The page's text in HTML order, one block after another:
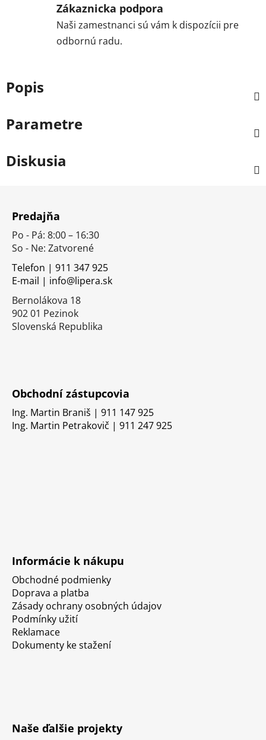
Zákaznicka podpora
Naši zamestnanci sú vám k dispozícii pre
odbornú radu.
Popis
Parametre
Diskusia
Predajňa
Po - Pá: 8:00 – 16:30
So - Ne: Zatvorené
Telefon | 911 347 925
E-mail | info@lipera.sk
Bernolákova 18
902 01 Pezinok
Slovenská Republika
Obchodní zástupcovia
Ing. Martin Braniš | 911 147 925
Ing. Martin Petrakovič | 911 247 925
Informácie k nákupu
Obchodné podmienky
Doprava a platba
Zásady ochrany osobných údajov
Podmínky užití
Reklamace
Dokumenty ke stažení
Naše ďalšie projekty